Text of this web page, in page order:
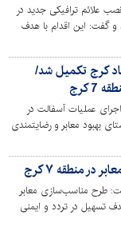
از نصب علائم ترافیکی جدید در
و گفت: این اقدام با هدف
و بر پایه مطالعات
کرج تکمیل شد/
کرج
از اجرای عملیات آسفالت در
بهبود معابر و رضایتمندی
منطقه ۷ کرج
کرج گفت: طرح مناسب‌سازی معابر
۷ کرج با هدف تسهیل در تردد و ایمنی
جانبازان در حال اجراست.